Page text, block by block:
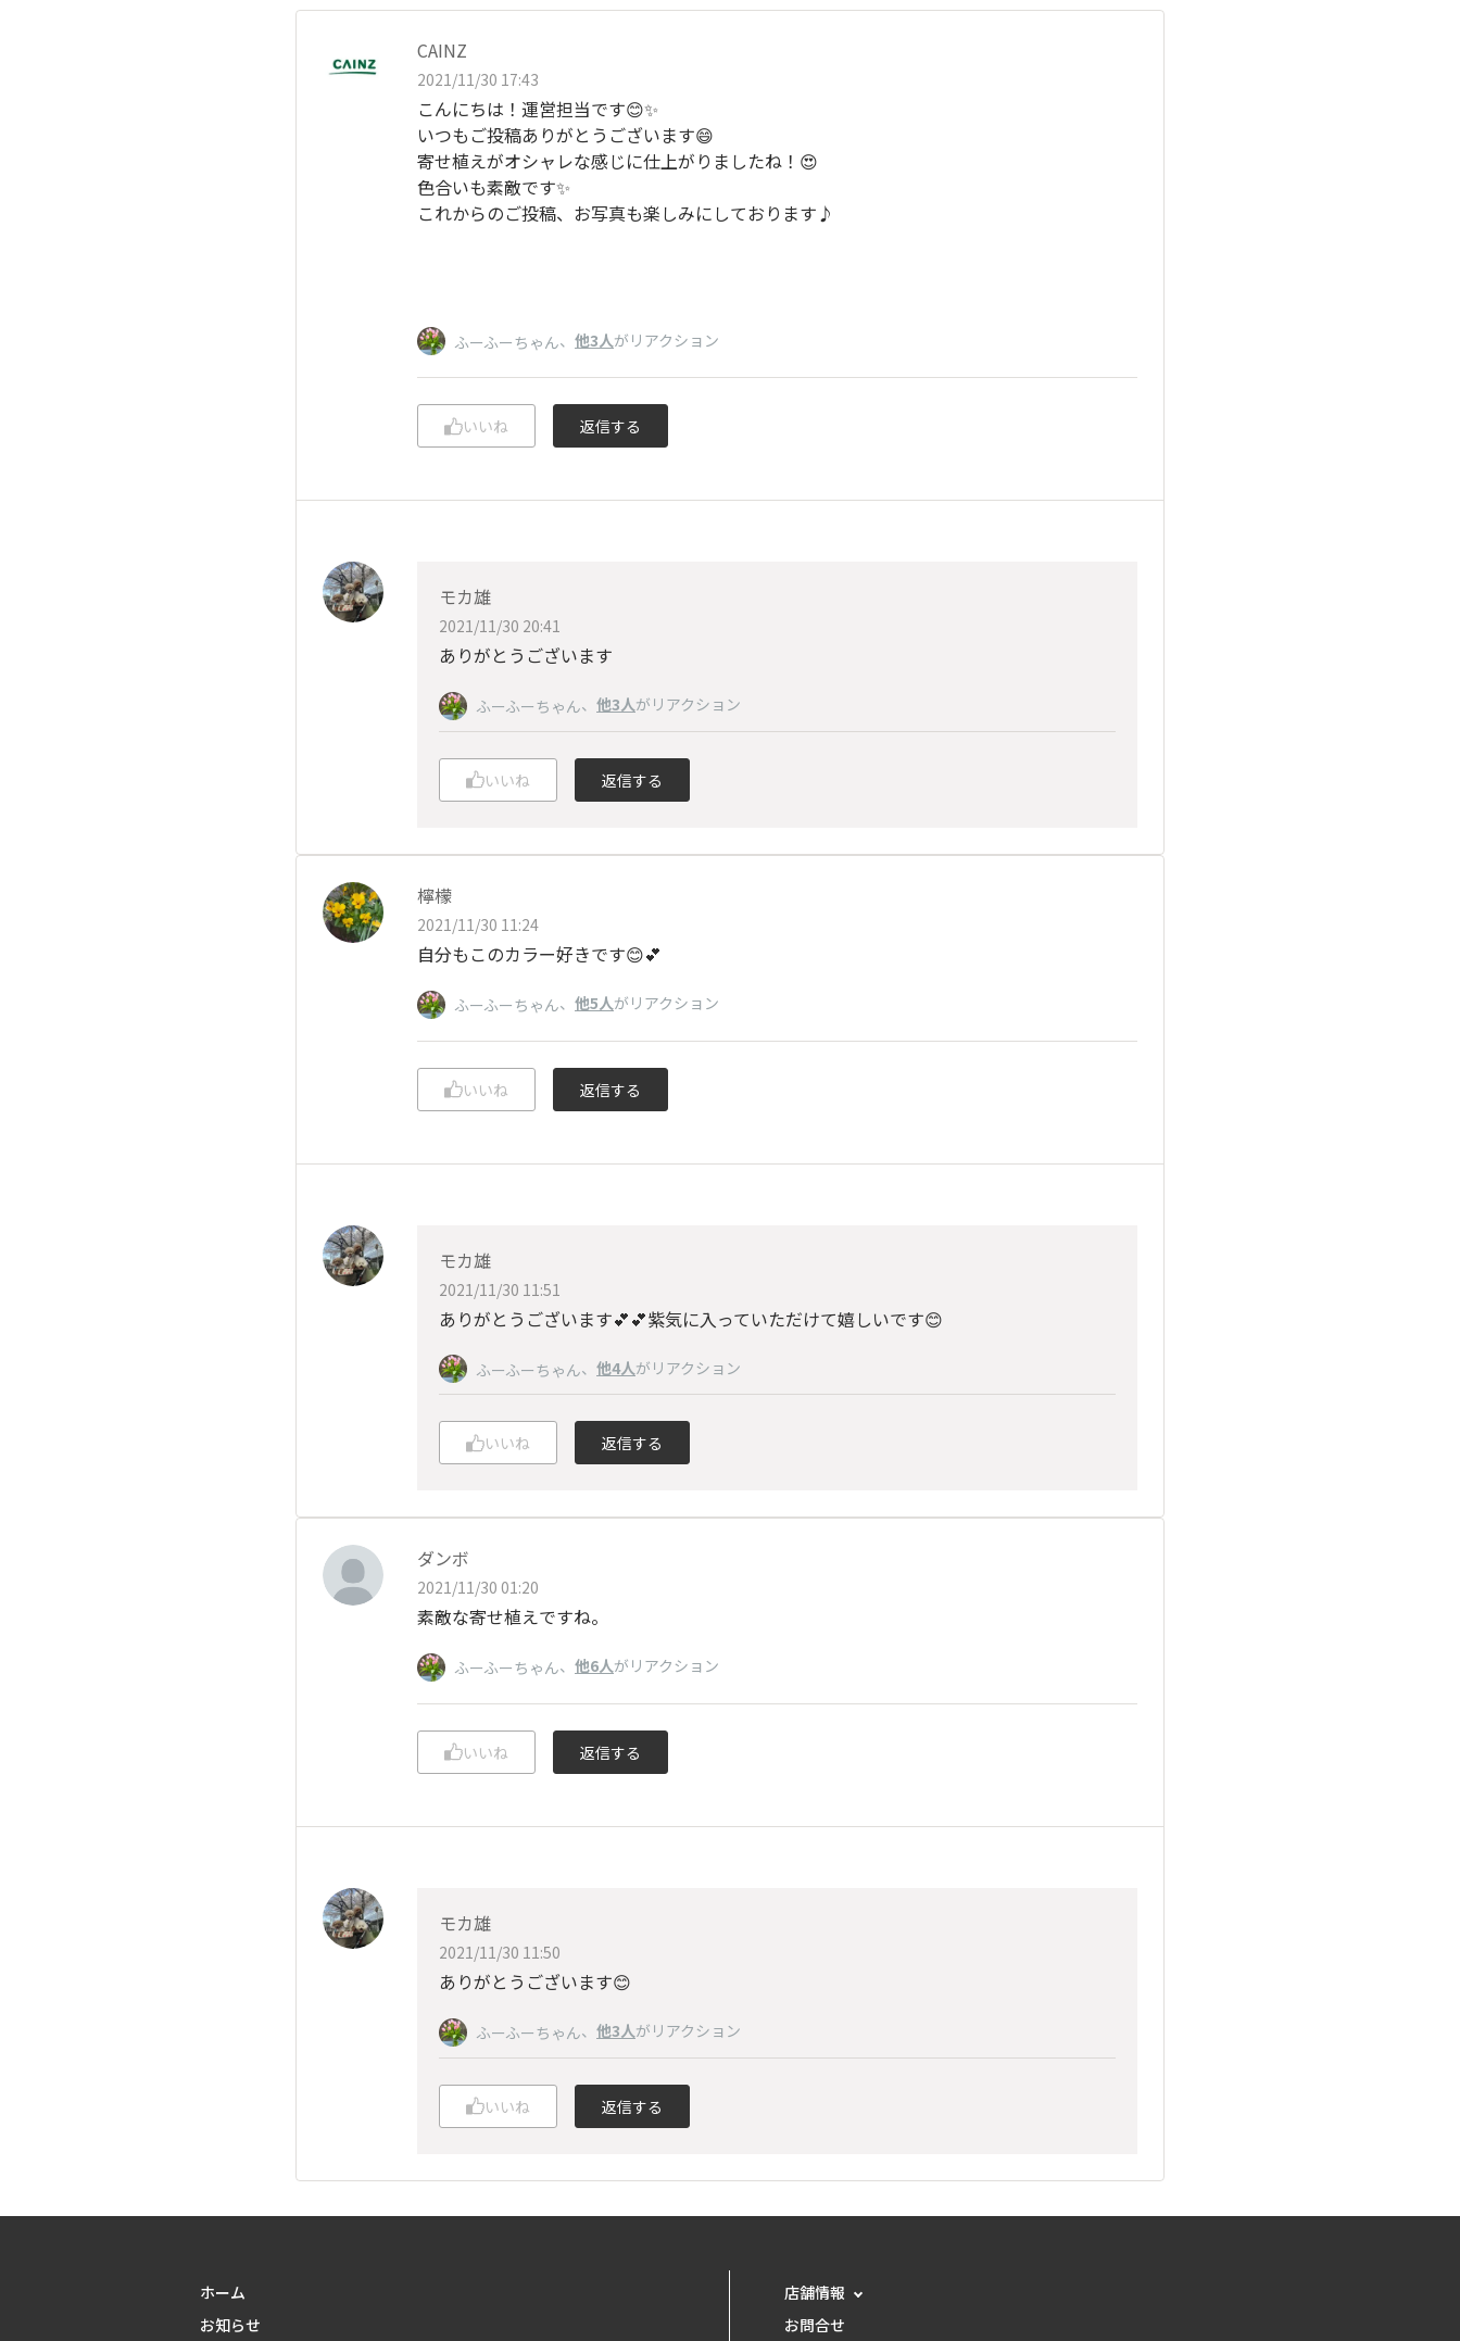
CAINZ
2021/11/30 17:43
こんにちは！運営担当です😊✨
いつもご投稿ありがとうございます😄
寄せ植えがオシャレな感じに仕上がりましたね！😍
色合いも素敵です✨
これからのご投稿、お写真も楽しみにしております♪
ふーふーちゃん、 他3人がリアクション
いいね 返信する
モカ雄
2021/11/30 20:41
ありがとうございます
ふーふーちゃん、 他3人がリアクション
いいね 返信する
檸檬
2021/11/30 11:24
自分もこのカラー好きです😊💕
ふーふーちゃん、 他5人がリアクション
いいね 返信する
モカ雄
2021/11/30 11:51
ありがとうございます💕💕紫気に入っていただけて嬉しいです😊
ふーふーちゃん、 他4人がリアクション
いいね 返信する
ダンボ
2021/11/30 01:20
素敵な寄せ植えですね。
ふーふーちゃん、 他6人がリアクション
いいね 返信する
モカ雄
2021/11/30 11:50
ありがとうございます😊
ふーふーちゃん、 他3人がリアクション
いいね 返信する
ホーム
お知らせ
店舗情報
お問合せ